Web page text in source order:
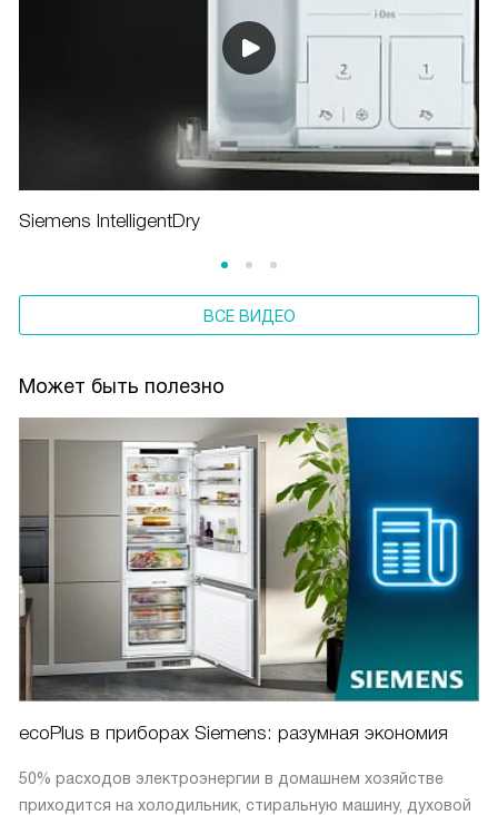
Siemens IntelligentDry
ВСЕ ВИДЕО
Может быть полезно
ecoPlus в приборах Siemens: разумная экономия
50% расходов электроэнергии в домашнем хозяйстве
приходится на холодильник, стиральную машину, духовой